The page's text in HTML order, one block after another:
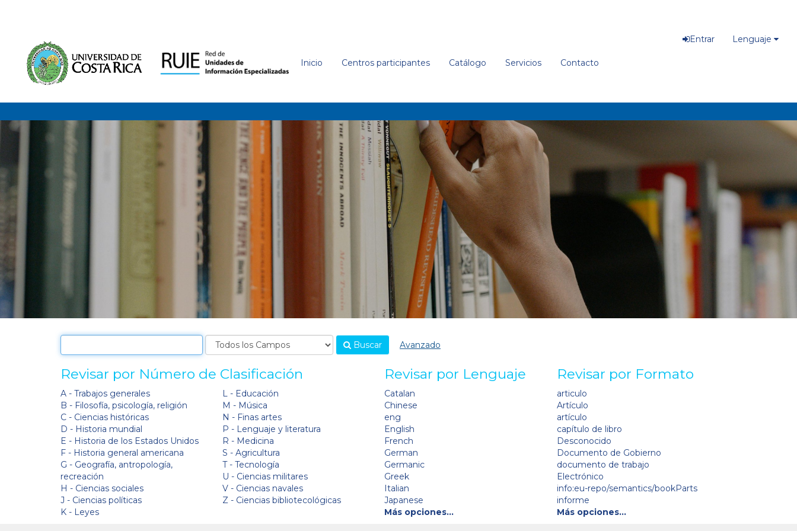
Inicio Centros participantes Catálogo Servicios Contacto
Entrar Lenguaje
Buscar Avanzado
Revisar por Número de Clasificación
A - Trabajos generales
B - Filosofía, psicología, religión
C - Ciencias históricas
D - Historia mundial
E - Historia de los Estados Unidos
F - Historia general americana
G - Geografía, antropología,
recreación
H - Ciencias sociales
J - Ciencias políticas
K - Leyes
L - Educación
M - Música
N - Finas artes
P - Lenguaje y literatura
R - Medicina
S - Agricultura
T - Tecnología
U - Ciencias militares
V - Ciencias navales
Z - Ciencias bibliotecológicas
Revisar por Lenguaje
Catalan
Chinese
eng
English
French
German
Germanic
Greek
Italian
Japanese
Más opciones…
Revisar por Formato
articulo
Artículo
artículo
capítulo de libro
Desconocido
Documento de Gobierno
documento de trabajo
Electrónico
info:eu-repo/semantics/bookParts
informe
Más opciones…